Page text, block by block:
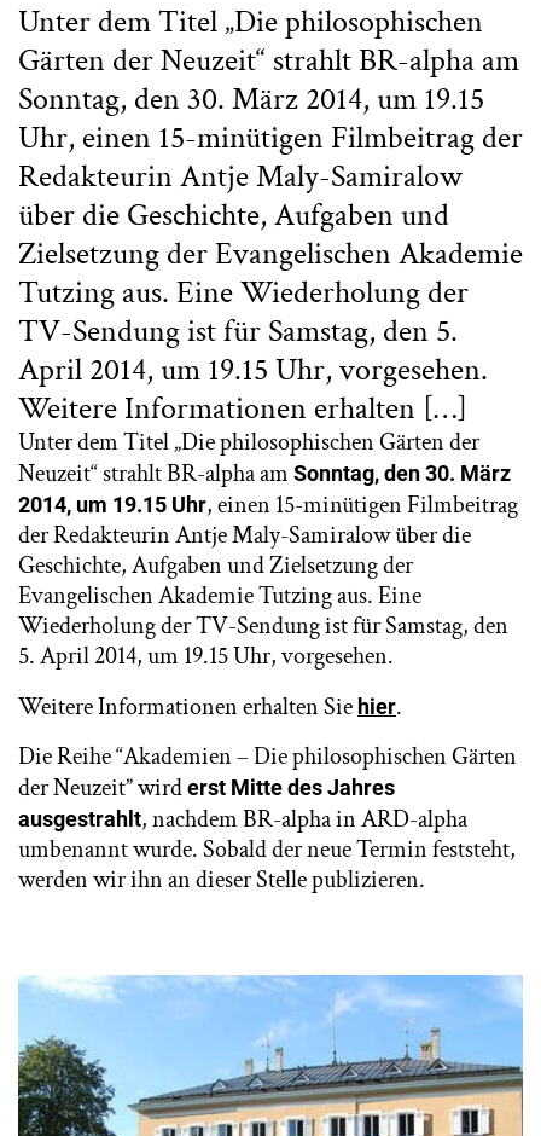
Unter dem Titel „Die philosophischen
Gärten der Neuzeit“ strahlt BR-alpha am
Sonntag, den 30. März 2014, um 19.15
Uhr, einen 15-minütigen Filmbeitrag der
Redakteurin Antje Maly-Samiralow
über die Geschichte, Aufgaben und
Zielsetzung der Evangelischen Akademie
Tutzing aus. Eine Wiederholung der
TV-Sendung ist für Samstag, den 5.
April 2014, um 19.15 Uhr, vorgesehen.
Weitere Informationen erhalten […]
Unter dem Titel „Die philosophischen Gärten der
Neuzeit“ strahlt BR-alpha am Sonntag, den 30. März
2014, um 19.15 Uhr, einen 15-minütigen Filmbeitrag
der Redakteurin Antje Maly-Samiralow über die
Geschichte, Aufgaben und Zielsetzung der
Evangelischen Akademie Tutzing aus. Eine
Wiederholung der TV-Sendung ist für Samstag, den
5. April 2014, um 19.15 Uhr, vorgesehen.
Weitere Informationen erhalten Sie hier.
Die Reihe “Akademien – Die philosophischen Gärten
der Neuzeit” wirderst Mitte des Jahres
ausgestrahlt, nachdem BR-alpha in ARD-alpha
umbenannt wurde. Sobald der neue Termin feststeht,
werden wir ihn an dieser Stelle publizieren.